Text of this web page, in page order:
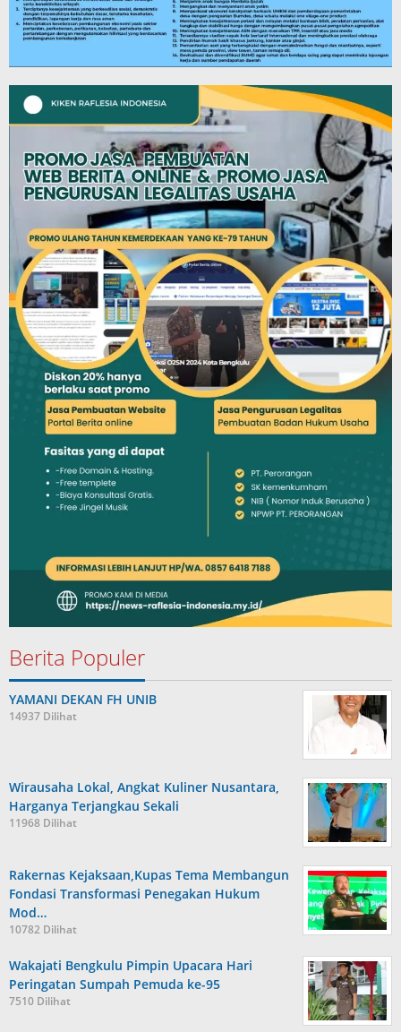
Berita Populer
YAMANI DEKAN FH UNIB
14937 Dilihat
Wirausaha Lokal, Angkat Kuliner Nusantara,
Harganya Terjangkau Sekali
11968 Dilihat
Rakernas Kejaksaan,Kupas Tema Membangun
Fondasi Transformasi Penegakan Hukum
Mod…
10782 Dilihat
Wakajati Bengkulu Pimpin Upacara Hari
Peringatan Sumpah Pemuda ke-95
7510 Dilihat